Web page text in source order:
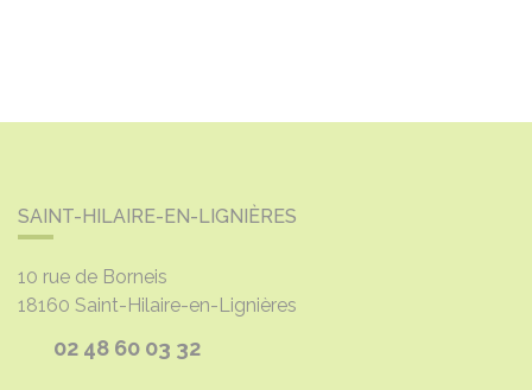
SAINT-HILAIRE-EN-LIGNIÈRES
10 rue de Borneis
18160 Saint-Hilaire-en-Lignières
02 48 60 03 32